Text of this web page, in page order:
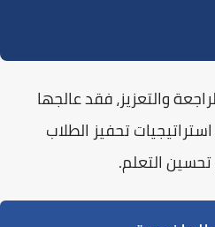
والتعزيز، فقد عالجها
تحفيز الطلاب
التعلم.